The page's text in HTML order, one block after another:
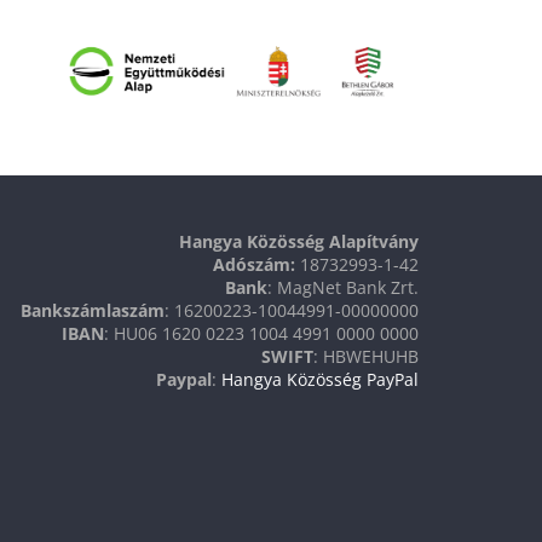
Hangya Közösség Alapítvány
Adószám: 18732993-1-42
Bank: MagNet Bank Zrt.
Bankszámlaszám: 16200223-10044991-00000000
IBAN: HU06 1620 0223 1004 4991 0000 0000
SWIFT: HBWEHUHB
Paypal: Hangya Közösség PayPal